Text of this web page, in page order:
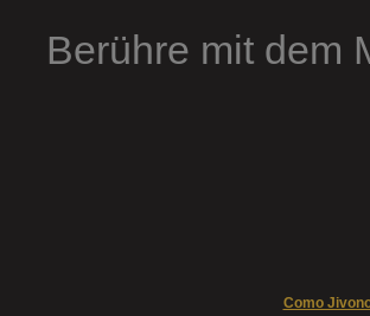
Berühre mit dem
Como